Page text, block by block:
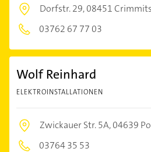
Dorfstr. 29,08451
03762 67 77 03
Wolf Reinhard
ELEKTROINSTALLATIONEN
Zwickauer Str. 5A,04639
03764 35 53